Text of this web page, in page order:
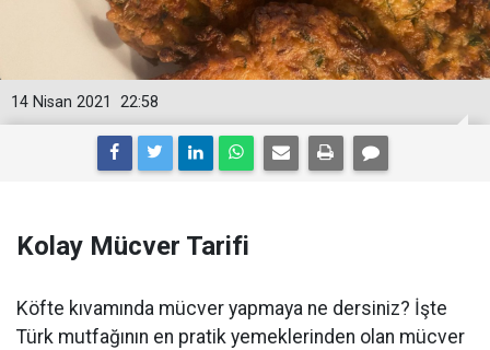
22:58
14 Nisan 2021
Kolay Mücver Tarifi
Köfte kıvamında mücver yapmaya ne dersiniz? İşte
Türk mutfağının en pratik yemeklerinden olan mücver